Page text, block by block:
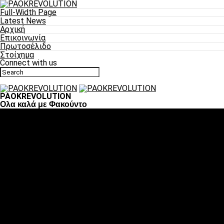
Full-Width Page
Latest News
Αρχική
Επικοινωνία
Πρωτοσέλιδο
Στοίχημα
Connect with us
PAOKREVOLUTION
Ολα καλά με Φακούντο